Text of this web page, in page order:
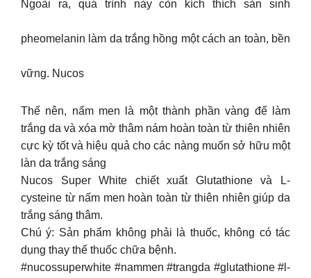
Ngoài ra, quá trình này còn kích thích sản sinh
pheomelanin làm da trắng hồng một cách an toàn, bền
vững. Nucos
Thế nên, nấm men là một thành phần vàng để làm
trắng da và xóa mờ thâm nám hoàn toàn từ thiên nhiên
cực kỳ tốt và hiệu quả cho các nàng muốn sở hữu một
làn da trắng sáng
Nucos Super White chiết xuất Glutathione và L-
cysteine từ nấm men hoàn toàn từ thiên nhiên giúp da
trắng sáng thâm.
Chú ý: Sản phẩm không phải là thuốc, không có tác
dụng thay thế thuốc chữa bệnh.
#nucossuperwhite #nammen #trangda #glutathione #l-